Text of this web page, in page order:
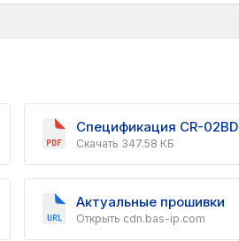
Спецификация CR-02BD
Скачать 347.58 КБ
Актуальные прошивки
Открыть cdn.bas-ip.com